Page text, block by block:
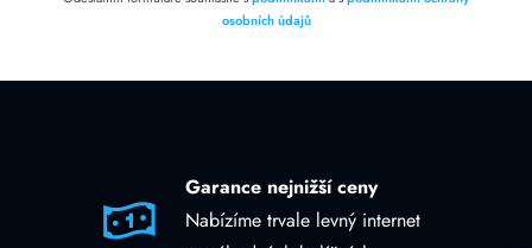
osobních údajů
Garance nejnižší ceny
Nabízíme trvale levný internet